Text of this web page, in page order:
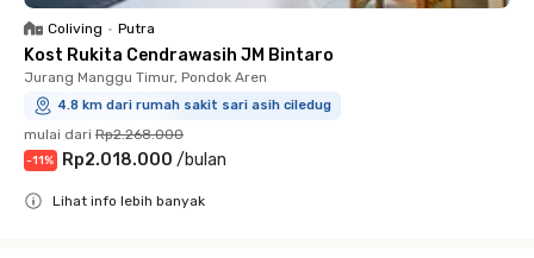
Coliving • Putra
Kost Rukita Cendrawasih JM Bintaro
Jurang Manggu Timur, Pondok Aren
4.8 km dari rumah sakit sari asih ciledug
mulai dari Rp2.268.000
-11% Rp2.018.000 /bulan
Lihat info lebih banyak